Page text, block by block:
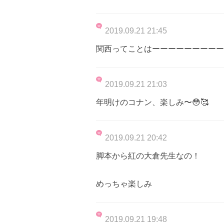
2019.09.21 21:45
関西ってことはーーーーーーーー
2019.09.21 21:03
年明けのコナン、楽しみ〜😳🥰
2019.09.21 20:42
脚本から紅の大倉先生なの！
めっちゃ楽しみ
2019.09.21 19:48